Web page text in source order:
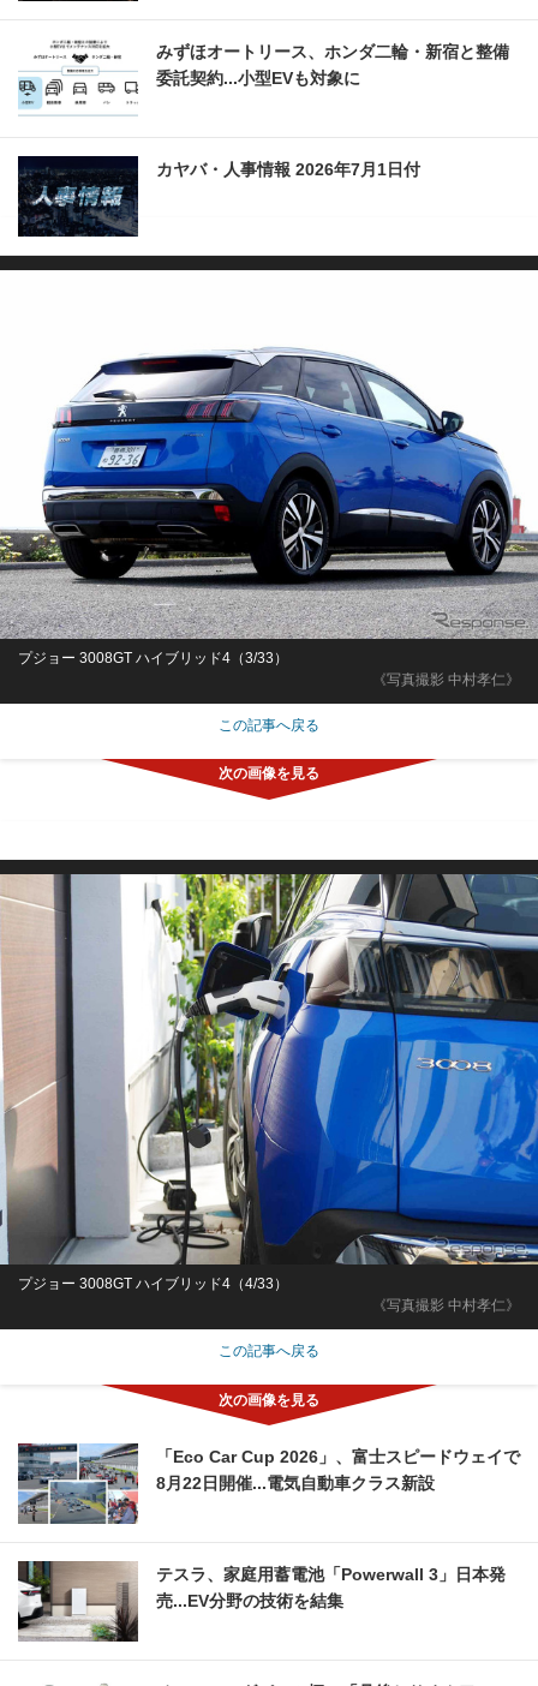
みずほオートリース、ホンダ二輪・新宿と整備
委託契約...小型EVも対象に
カヤバ・人事情報 2026年7月1日付
《写真撮影 中村孝仁》
プジョー 3008GT ハイブリッド4（3/33）
この記事へ戻る
《写真撮影 中村孝仁》
プジョー 3008GT ハイブリッド4（4/33）
この記事へ戻る
「Eco Car Cup 2026」、富士スピードウェイで
8月22日開催...電気自動車クラス新設
テスラ、家庭用蓄電池「Powerwall 3」日本発
売...EV分野の技術を結集